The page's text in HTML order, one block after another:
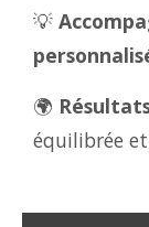
💡
🌍
équilibrée